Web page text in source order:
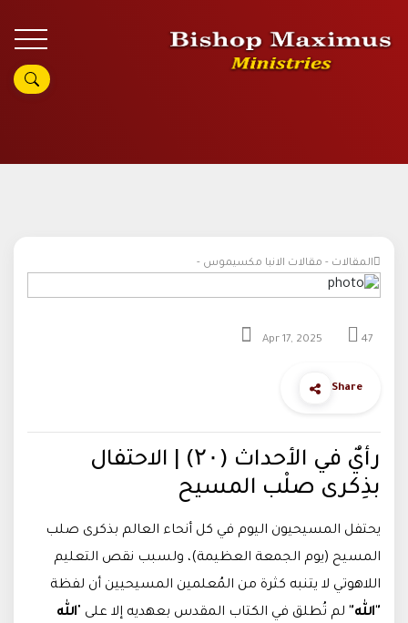
المقالات - مقالات الانبا مكسيموس -
Apr 17, 2025 47
Share
رأيٌ في الأحداث (۲۰) | الاحتفال
بذِكرى صلْب المسيح
يحتفل المسيحيون اليوم في كل أنحاء العالم بذكرى صلب
المسيح (يوم الجمعة العظيمة)، ولسبب نقص التعليم
اللاهوتي لا يتنبه كثرة من المُعلمين المسيحيين أن لفظة
"الله" لم تُطلق في الكتاب المقدس بعهديه إلا على " الله